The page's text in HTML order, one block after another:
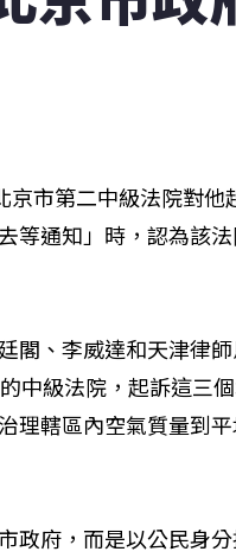
市第二中級法院對
等通知」時，認為該
閣、李威達和天津律
中級法院，起訴這三
理轄區內空氣質量到
政府，而是以公民身